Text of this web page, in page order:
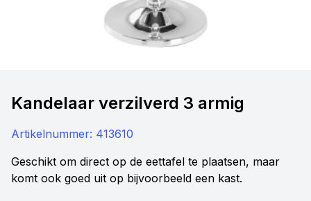
Kandelaar verzilverd 3 armig
Artikelnummer: 413610
Geschikt om direct op de eettafel te plaatsen, maar
komt ook goed uit op bijvoorbeeld een kast.